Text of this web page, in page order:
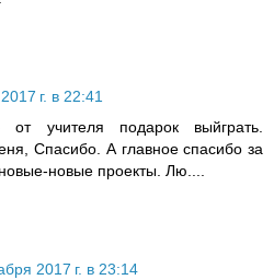
г. в 22:41
от учителя подарок выйграть.
Спасибо. А главное спасибо за
новые проекты. Лю....
2017 г. в 23:14